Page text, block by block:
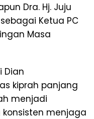
Dra. Hj. Juju
Ketua PC
Masa
Dian
kiprah panjang
menjadi
menjaga